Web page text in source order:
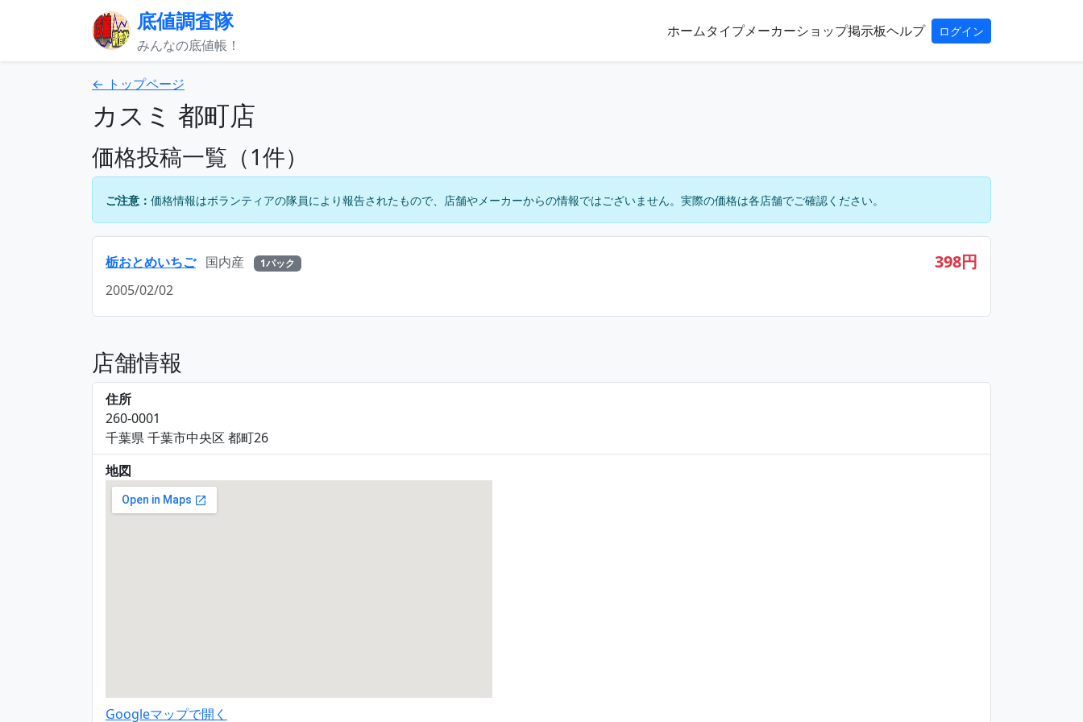
底値調査隊
みんなの底値帳！
ホームタイプメーカーショップ掲示板ヘルプ ログイン
← トップページ
カスミ 都町店
価格投稿一覧（1件）
ご注意： 価格情報はボランティアの隊員により報告されたもので、店舗やメーカーからの情報ではございません。実際の価格は各店舗でご確認ください。
栃おとめいちご 国内産 1パック 398円
2005/02/02
店舗情報
住所
260-0001
千葉県 千葉市中央区 都町26
地図
Googleマップで開く